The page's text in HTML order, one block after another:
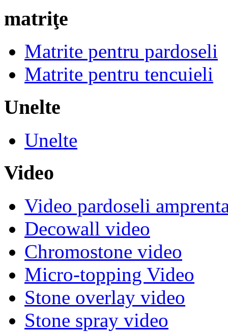
matriţe
Matrite pentru pardoseli
Matrite pentru tencuieli
Unelte
Unelte
Video
Video pardoseli
Decowall video
Chromostone video
Micro-topping Video
Stone overlay video
Stone spray video